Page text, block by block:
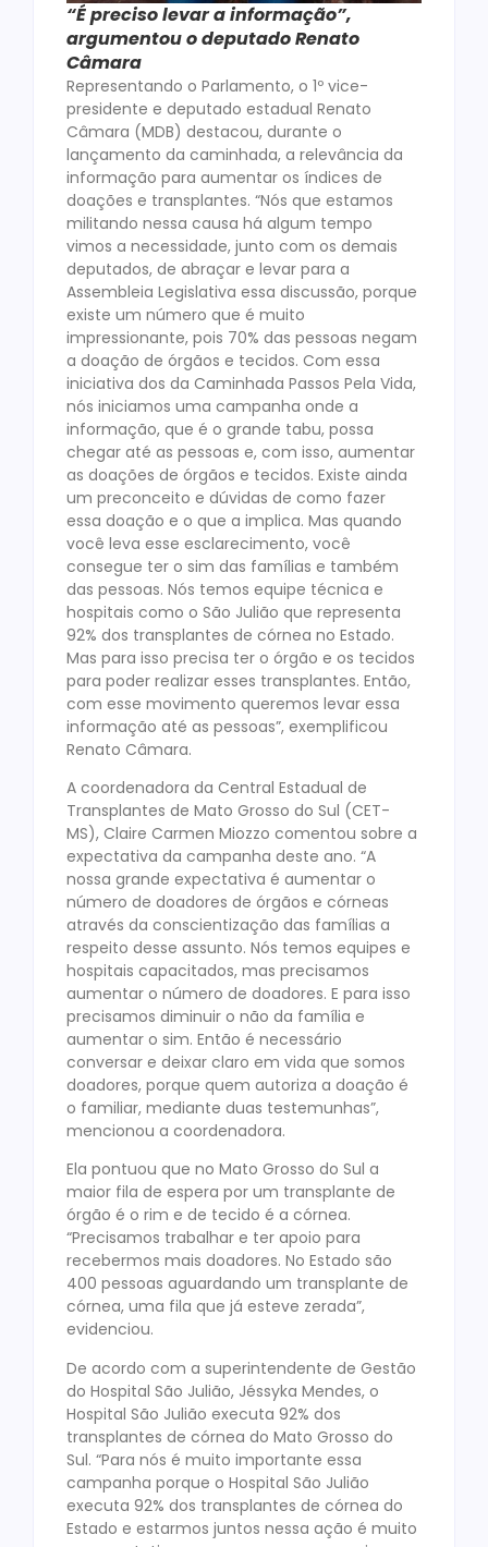
“É preciso levar a informação”,
argumentou o deputado Renato
Câmara
Representando o Parlamento, o 1º vice-
presidente e deputado estadual Renato
Câmara (MDB) destacou, durante o
lançamento da caminhada, a relevância da
informação para aumentar os índices de
doações e transplantes. “Nós que estamos
militando nessa causa há algum tempo
vimos a necessidade, junto com os demais
deputados, de abraçar e levar para a
Assembleia Legislativa essa discussão, porque
existe um número que é muito
impressionante, pois 70% das pessoas negam
a doação de órgãos e tecidos. Com essa
iniciativa dos da Caminhada Passos Pela Vida,
nós iniciamos uma campanha onde a
informação, que é o grande tabu, possa
chegar até as pessoas e, com isso, aumentar
as doações de órgãos e tecidos. Existe ainda
um preconceito e dúvidas de como fazer
essa doação e o que a implica. Mas quando
você leva esse esclarecimento, você
consegue ter o sim das famílias e também
das pessoas. Nós temos equipe técnica e
hospitais como o São Julião que representa
92% dos transplantes de córnea no Estado.
Mas para isso precisa ter o órgão e os tecidos
para poder realizar esses transplantes. Então,
com esse movimento queremos levar essa
informação até as pessoas”, exemplificou
Renato Câmara.
A coordenadora da Central Estadual de
Transplantes de Mato Grosso do Sul (CET-
MS), Claire Carmen Miozzo comentou sobre a
expectativa da campanha deste ano. “A
nossa grande expectativa é aumentar o
número de doadores de órgãos e córneas
através da conscientização das famílias a
respeito desse assunto. Nós temos equipes e
hospitais capacitados, mas precisamos
aumentar o número de doadores. E para isso
precisamos diminuir o não da família e
aumentar o sim. Então é necessário
conversar e deixar claro em vida que somos
doadores, porque quem autoriza a doação é
o familiar, mediante duas testemunhas”,
mencionou a coordenadora.
Ela pontuou que no Mato Grosso do Sul a
maior fila de espera por um transplante de
órgão é o rim e de tecido é a córnea.
“Precisamos trabalhar e ter apoio para
recebermos mais doadores. No Estado são
400 pessoas aguardando um transplante de
córnea, uma fila que já esteve zerada”,
evidenciou.
De acordo com a superintendente de Gestão
do Hospital São Julião, Jéssyka Mendes, o
Hospital São Julião executa 92% dos
transplantes de córnea do Mato Grosso do
Sul. “Para nós é muito importante essa
campanha porque o Hospital São Julião
executa 92% dos transplantes de córnea do
Estado e estarmos juntos nessa ação é muito